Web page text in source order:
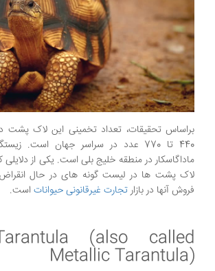
براساس تحقیقات، تعداد تخمینی این لاک
440 تا 770 عدد در سراسر جهان است.
ماداگاسکار در منطقه خلیج بلی است. یکی از
لاک پشت ها در لیست گونه های در حال انقراض
فروش آنها در بازارتجارت غیرقانونی حیواناتاست.
(also called
Metallic Tarantula)